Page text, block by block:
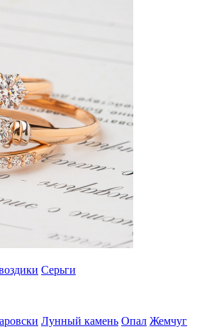
Серьги
Лунный камень Опал Жемчуг